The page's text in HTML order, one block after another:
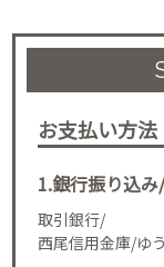
お支払い方法
1.銀行振り込
取引銀行/
西尾信用金庫/ゆ